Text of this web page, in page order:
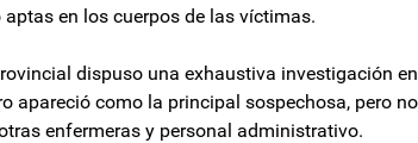
en los cuerpos de las víctimas.
dispuso una exhaustiva investigación
apareció como la principal sospechosa, pero
enfermeras y personal administrativo.